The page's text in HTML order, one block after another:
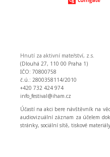
Hnutí za aktivní mateřství, z.s.
(Dlouhá 27, 110 00 Praha 1)
IČO: 70800758
č.ú.: 2800358114/2010
+420 732 424 974
info_festival@iham.cz
Účastí na akci bere návštěvník na
audiovizuální záznam za účelem
stránky, sociální sítě, tiskové